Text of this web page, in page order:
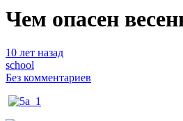
Чем опасен
10 лет назад
school
Без комментариев